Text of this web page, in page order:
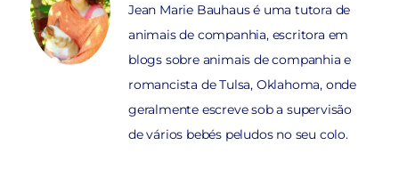
Jean Marie Bauhaus é uma tutora de
animais de companhia, escritora em
blogs sobre animais de companhia e
romancista de Tulsa, Oklahoma, onde
geralmente escreve sob a supervisão
de vários bebés peludos no seu colo.